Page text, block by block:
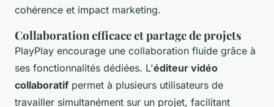
cohérence et impact marketing.
Collaboration efficace et partage de projets
PlayPlay encourage une collaboration fluide grâce à
ses fonctionnalités dédiées. L'éditeur vidéo
collaboratif permet à plusieurs utilisateurs de
travailler simultanément sur un projet, facilitant